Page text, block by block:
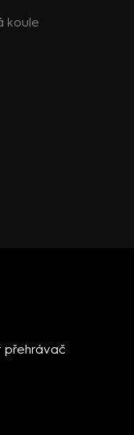
koule
přehrávač